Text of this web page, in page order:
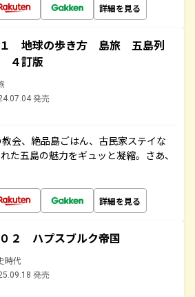
詳細を見る
地球の歩き方 島旅 五島列
４訂版
発売
会、絶品島ごはん、古民家ステイな
た五島の魅力をギュッと凝縮。さあ、
詳細を見る
２ ハプスブルク帝国
時代
発売